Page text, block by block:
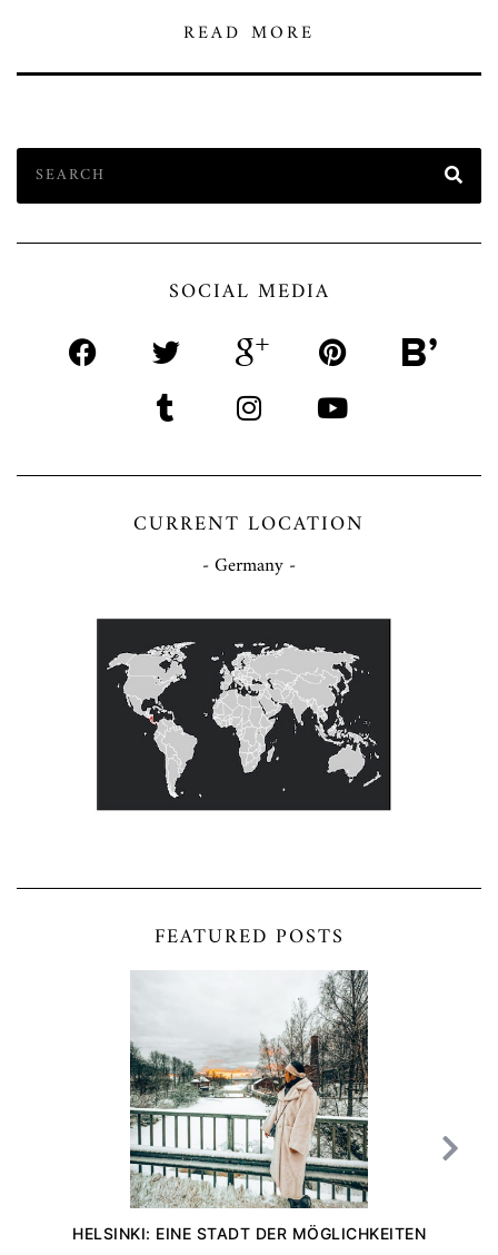
READ MORE
SOCIAL MEDIA
CURRENT LOCATION
- Germany -
FEATURED POSTS
HELSINKI: EINE STADT DER MÖGLICHKEITEN